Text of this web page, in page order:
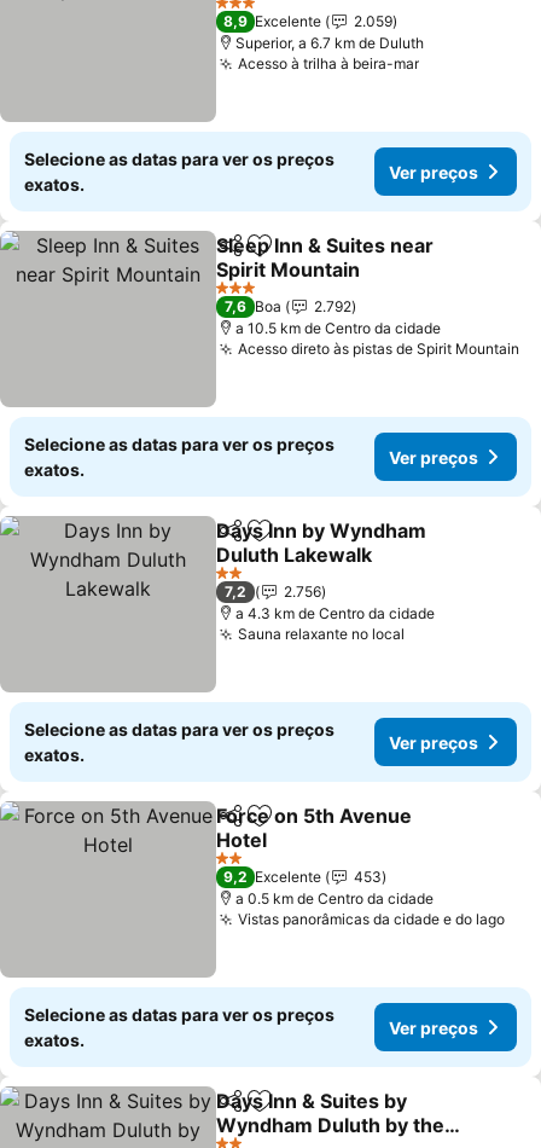
3 Estrelas
8,9 Excelente
2.059
Superior, a 6.7 km de Duluth
Acesso à trilha à beira-mar
Selecione as datas para ver os preços
exatos.
Ver preços
PartilharAdicionar aos favoritos
Sleep Inn & Suites near
Spirit Mountain
3 Estrelas
7,6 Boa
2.792
a 10.5 km de Centro da cidade
Acesso direto às pistas de Spirit Mountain
Selecione as datas para ver os preços
exatos.
Ver preços
PartilharAdicionar aos favoritos
Days Inn by Wyndham
Duluth Lakewalk
2 Estrelas
7,2
2.756
a 4.3 km de Centro da cidade
Sauna relaxante no local
Selecione as datas para ver os preços
exatos.
Ver preços
PartilharAdicionar aos favoritos
Force on 5th Avenue
Hotel
2 Estrelas
9,2 Excelente
453
a 0.5 km de Centro da cidade
Vistas panorâmicas da cidade e do lago
Selecione as datas para ver os preços
exatos.
Ver preços
PartilharAdicionar aos favoritos
Days Inn & Suites by
Wyndham Duluth by the